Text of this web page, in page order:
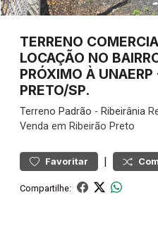
TERRENO
LOCAÇÃO NO
PRÓXIMO À UNAERP
PRETO/SP.
Terreno Padrão - Ribeirânia
Venda em Ribeirão Preto
Favoritar |
Compartilhe: